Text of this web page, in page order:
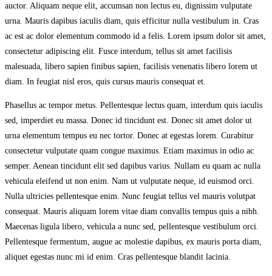
auctor. Aliquam neque elit, accumsan non lectus eu, dignissim vulputate
urna. Mauris dapibus iaculis diam, quis efficitur nulla vestibulum in. Cras
ac est ac dolor elementum commodo id a felis. Lorem ipsum dolor sit amet,
consectetur adipiscing elit. Fusce interdum, tellus sit amet facilisis
malesuada, libero sapien finibus sapien, facilisis venenatis libero lorem ut
diam. In feugiat nisl eros, quis cursus mauris consequat et.
Phasellus ac tempor metus. Pellentesque lectus quam, interdum quis iaculis
sed, imperdiet eu massa. Donec id tincidunt est. Donec sit amet dolor ut
urna elementum tempus eu nec tortor. Donec at egestas lorem. Curabitur
consectetur vulputate quam congue maximus. Etiam maximus in odio ac
semper. Aenean tincidunt elit sed dapibus varius. Nullam eu quam ac nulla
vehicula eleifend ut non enim. Nam ut vulputate neque, id euismod orci.
Nulla ultricies pellentesque enim. Nunc feugiat tellus vel mauris volutpat
consequat. Mauris aliquam lorem vitae diam convallis tempus quis a nibh.
Maecenas ligula libero, vehicula a nunc sed, pellentesque vestibulum orci.
Pellentesque fermentum, augue ac molestie dapibus, ex mauris porta diam,
aliquet egestas nunc mi id enim. Cras pellentesque blandit lacinia.